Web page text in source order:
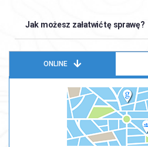
Jak możesz załatwić tę sprawę?
ONLINE